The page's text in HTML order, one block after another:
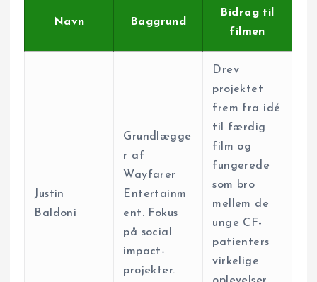
Navn Baggrund
Bidrag til
filmen
Justin
Baldoni
Grundlægge
r af
Wayfarer
Entertainm
ent. Fokus
på social
impact-
projekter.
Drev
projektet
frem fra idé
til færdig
film og
fungerede
som bro
mellem de
unge CF-
patienters
virkelige